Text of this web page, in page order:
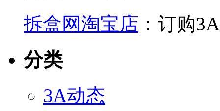
拆盒网淘宝店 ：订购
分类
3A动态